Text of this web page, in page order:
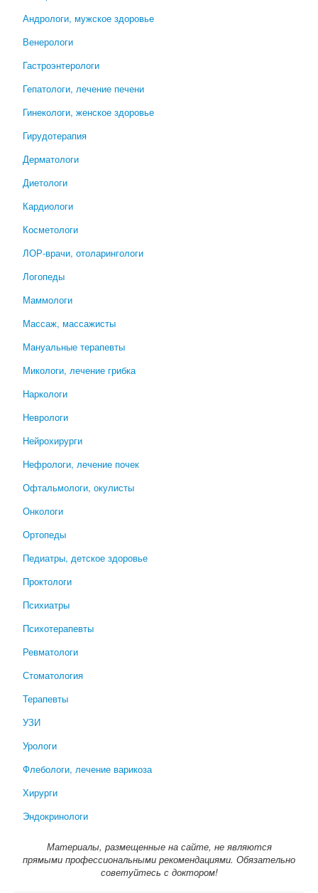
Андрологи, мужское здоровье
Венерологи
Гастроэнтерологи
Гепатологи, лечение печени
Гинекологи, женское здоровье
Гирудотерапия
Дерматологи
Диетологи
Кардиологи
Косметологи
ЛОР-врачи, отоларингологи
Логопеды
Маммологи
Массаж, массажисты
Мануальные терапевты
Микологи, лечение грибка
Наркологи
Неврологи
Нейрохирурги
Нефрологи, лечение почек
Офтальмологи, окулисты
Онкологи
Ортопеды
Педиатры, детское здоровье
Проктологи
Психиатры
Психотерапевты
Ревматологи
Стоматология
Терапевты
УЗИ
Урологи
Флебологи, лечение варикоза
Хирурги
Эндокринологи
Материалы, размещенные на сайте, не являются
прямыми профессиональными рекомендациями. Обязательно
советуйтесь с доктором!